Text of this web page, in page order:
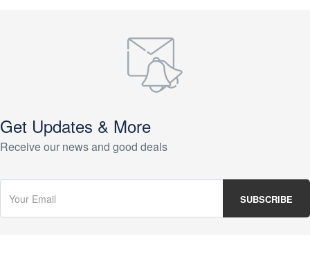
Get Updates & More
Receive our news and good deals